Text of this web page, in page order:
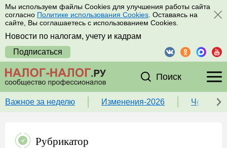
Мы используем файлы Cookies для улучшения работы сайта
согласно Политике использования Cookies . Оставаясь на
сайте, Вы соглашаетесь с использованием Cookies.
Новости по налогам, учету и кадрам
Подписаться
Поиск
Важное за неделю Изменения-2026 Чек-
Рубрикатор